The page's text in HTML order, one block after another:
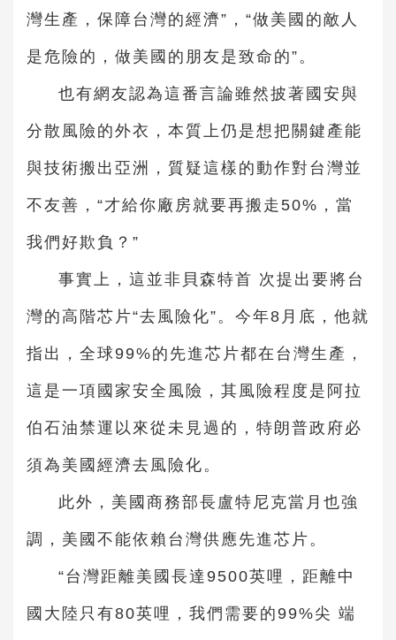
灣生產，保障台灣的經濟”，“做美國的敵人
是危險的，做美國的朋友是致命的”。
也有網友認為這番言論雖然披著國安與
分散風險的外衣，本質上仍是想把關鍵產能
與技術搬出亞洲，質疑這樣的動作對台灣並
不友善，“才給你廠房就要再搬走50%，當
我們好欺負？”
事實上，這並非貝森特首 次提出要將台
灣的高階芯片“去風險化”。今年8月底，他就
指出，全球99%的先進芯片都在台灣生產，
這是一項國家安全風險，其風險程度是阿拉
伯石油禁運以來從未見過的，特朗普政府必
須為美國經濟去風險化。
此外，美國商務部長盧特尼克當月也強
調，美國不能依賴台灣供應先進芯片。
“台灣距離美國長達9500英哩，距離中
國大陸只有80英哩，我們需要的99%尖 端